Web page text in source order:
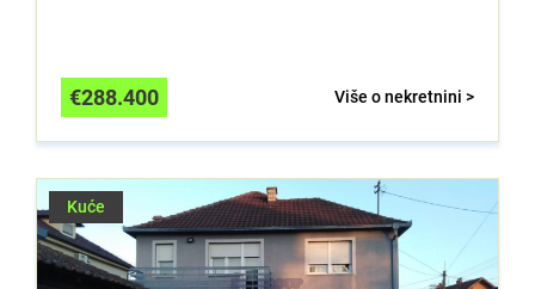
Više o nekretnini >
€288.400
Kuće